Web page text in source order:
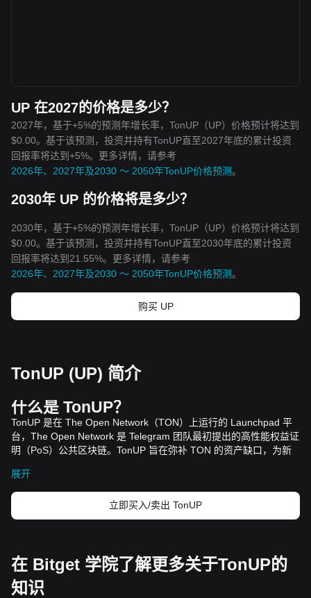
UP 在2027的价格是多少？
2027年，基于+5%的预测年增长率，TonUP（UP）价格预计将达到
$0.00。基于该预测，投资并持有TonUP直至2027年底的累计投资
回报率将达到+5%。更多详情，请参考
2026年、2027年及2030 ～ 2050年TonUP价格预测。
2030年 UP 的价格将是多少？
2030年，基于+5%的预测年增长率，TonUP（UP）价格预计将达到
$0.00。基于该预测，投资并持有TonUP直至2030年底的累计投资
回报率将达到21.55%。更多详情，请参考
2026年、2027年及2030 ～ 2050年TonUP价格预测。
购买 UP
TonUP (UP) 简介
什么是 TonUP？
TonUP 是在 The Open Network （TON）上运行的 Launchpad 平
台， The Open Network 是 Telegram 团队最初提出的高性能权益证
明（PoS）公共区块链。 TonUP 旨在弥补 TON 的资产缺口，为新
基础上进行构建，是因为其潜力和独特的平台内容，例如其技术结
构，包括底层FunC编程语言和先进的分片技术。有了这个基础，
TON卓越的每秒交易（TPS
大规模应用并促进去中心化生态系统的发展。
TonUP如何运作？
TonUP是
口并为加密货币社区提供强有力的支持。除了提供常规的首次去中
展开
立即买入/卖出 TonUP
在 Bitget 学院了解更多关于TonUP的
知识